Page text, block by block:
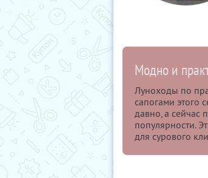
Модно и
Луноходы по
сапогами этого
давно, а сейчас
популярности.
для сурового